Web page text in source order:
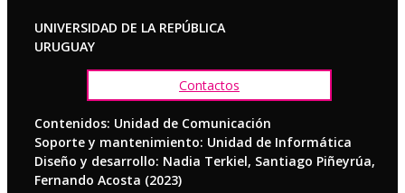
UNIVERSIDAD DE LA REPÚBLICA
URUGUAY
Contactos
Contenidos: Unidad de Comunicación
Soporte y mantenimiento: Unidad de Informática
Diseño y desarrollo: Nadia Terkiel, Santiago Piñeyrúa,
Fernando Acosta (2023)